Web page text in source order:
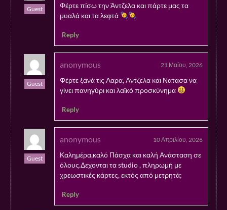
Guest
Φέρτε πίσω την Άντζελα και πάρτε μας τα
μυαλά και τα λεφτά
Reply
Guest
anonymous 21 Μαΐου, 2026
Φέρτε ξανά τις Λαρα, Αντζελα και Νατασα να
γίνει πανηγύρι και λαϊκό προσκύνημα
Reply
Guest
anonymous 10 Απριλίου, 2026
Καλημέρα,καλό Πάσχα και καλή Ανάσταση σε
όλους.Δεχονται τα studio , πληρωμή με
χρεωστικές κάρτες, εκτός από μετρητά;
Reply